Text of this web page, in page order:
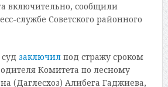
включительно, сообщили
службе Советского районного
заключилпод стражу сроком
Комитета по лесному
(Даглесхоз) Алибега Гаджиева,